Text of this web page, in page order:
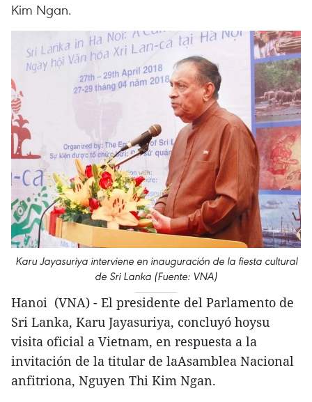
Kim Ngan.
Karu Jayasuriya interviene en inauguración de la fiesta cultural
de Sri Lanka (Fuente: VNA)
Hanoi (VNA) - El presidente del Parlamento de
Sri Lanka, Karu Jayasuriya, concluyó hoysu
visita oficial a Vietnam, en respuesta a la
invitación de la titular de laAsamblea Nacional
anfitriona, Nguyen Thi Kim Ngan.